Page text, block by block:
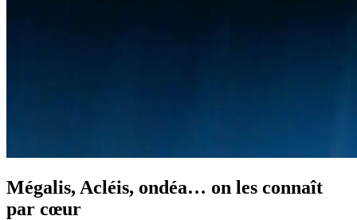
Mégalis, Acléis, ondéa… on les connaît
par cœur